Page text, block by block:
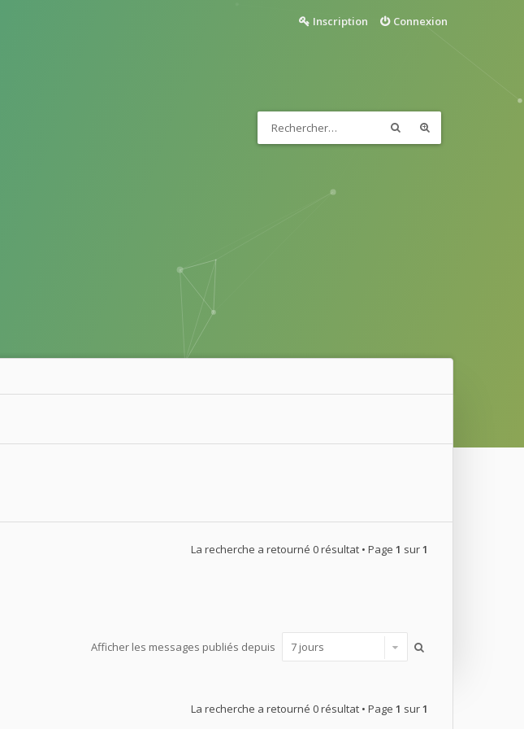
Connexion
Inscription
La recherche a retourné 0 résultat • Page 1 sur1
Afficher les messages publiés depuis
La recherche a retourné 0 résultat • Page 1 sur1